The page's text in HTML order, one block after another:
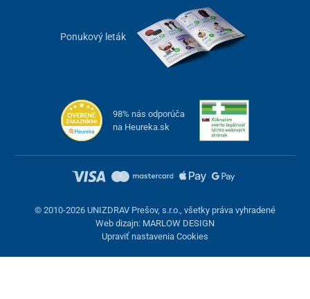
Ponukový leták
98% nás odporúča
na Heureka.sk
© 2010-2026 UNIZDRAV Prešov, s.r.o., všetky práva vyhradené
Web dizajn: MARLOW DESIGN
Upraviť nastavenia Cookies